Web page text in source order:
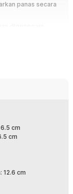
panas secara
One Two Cups.
Ukurannya yang
cokelat
Cukup
kecil, dan
untuk dicetak,
cm
cm
12.6 cm